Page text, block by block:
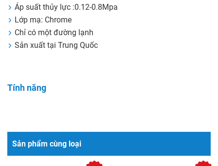
Áp suất thủy lực :0.12-0.8Mpa
Lớp mạ: Chrome
Chỉ có một đường lạnh
Sản xuất tại Trung Quốc
Tính năng
Sản phẩm cùng loại